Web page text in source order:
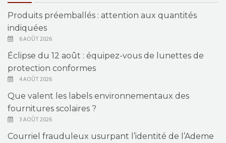
Produits préemballés : attention aux quantités
indiquées
6 AOÛT 2026
Éclipse du 12 août : équipez-vous de lunettes de
protection conformes
4 AOÛT 2026
Que valent les labels environnementaux des
fournitures scolaires ?
3 AOÛT 2026
Courriel frauduleux usurpant l’identité de l’Ademe